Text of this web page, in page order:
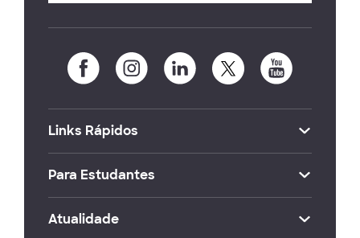
Links Rápidos
Para Estudantes
Atualidade